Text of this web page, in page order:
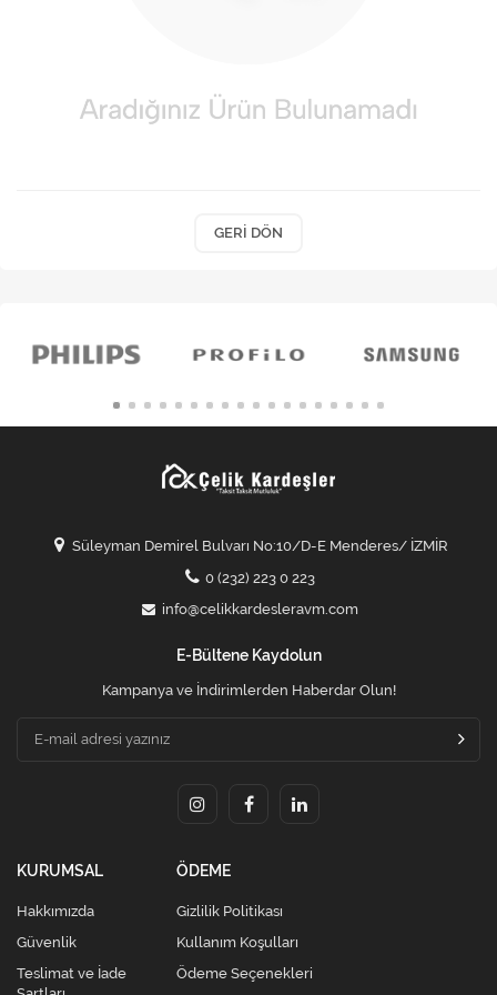
Ev Tekstili
GERI DÖN
Süleyman Demirel Bulvarı No:10/D-E Menderes/ İZMİR
0 (232) 223 0 223
info@celikkardesleravm.com
E-Bültene Kaydolun
Kampanya ve İndirimlerden Haberdar Olun!
KURUMSAL
Hakkımızda
Güvenlik
Teslimat ve İade
ÖDEME
Gizlilik Politikası
Kullanım Koşulları
Ödeme Seçenekleri